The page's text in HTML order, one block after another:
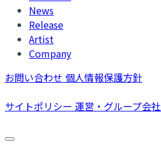
News
Release
Artist
Company
お問い合わせ 個人情報保護方針
サイトポリシー 運営・グループ会社